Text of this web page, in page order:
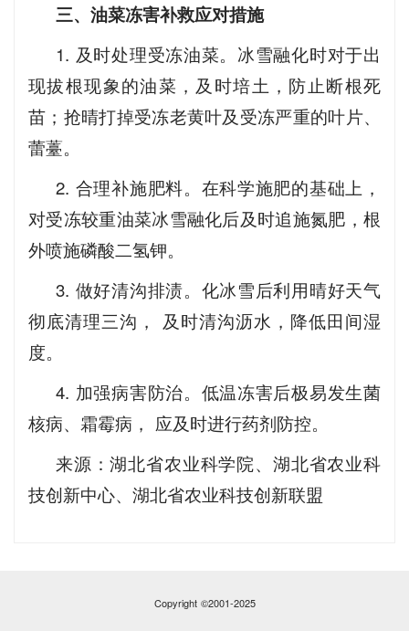
三、油菜冻害补救应对措施
1. 及时处理受冻油菜。冰雪融化时对于出
现拔根现象的油菜，及时培土，防止断根死
苗；抢晴打掉受冻老黄叶及受冻严重的叶片、
蕾薹。
2. 合理补施肥料。在科学施肥的基础上，
对受冻较重油菜冰雪融化后及时追施氮肥，根
外喷施磷酸二氢钾。
3. 做好清沟排渍。化冰雪后利用晴好天气
彻底清理三沟， 及时清沟沥水，降低田间湿
度。
4. 加强病害防治。低温冻害后极易发生菌
核病、霜霉病， 应及时进行药剂防控。
来源：湖北省农业科学院、湖北省农业科
技创新中心、湖北省农业科技创新联盟
Copyright ©2001-2025